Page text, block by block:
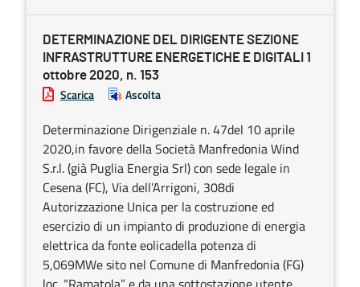
DETERMINAZIONE DEL DIRIGENTE SEZIONE
INFRASTRUTTURE ENERGETICHE E DIGITALI 1
ottobre 2020, n. 153
Scarica Ascolta
Determinazione Dirigenziale n. 47del 10 aprile
2020,in favore della Società Manfredonia Wind
S.r.l. (già Puglia Energia Srl) con sede legale in
Cesena (FC), Via dell’Arrigoni, 308di
Autorizzazione Unica per la costruzione ed
esercizio di un impianto di produzione di energia
elettrica da fonte eolicadella potenza di
5,069MWe sito nel Comune di Manfredonia (FG)